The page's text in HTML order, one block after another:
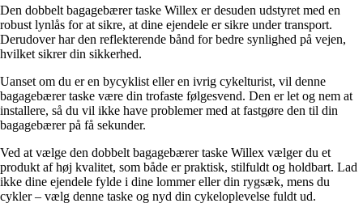
Den dobbelt bagagebærer taske Willex er desuden udstyret med en
robust lynlås for at sikre, at dine ejendele er sikre under transport.
Derudover har den reflekterende bånd for bedre synlighed på vejen,
hvilket sikrer din sikkerhed.
Uanset om du er en bycyklist eller en ivrig cykelturist, vil denne
bagagebærer taske være din trofaste følgesvend. Den er let og nem at
installere, så du vil ikke have problemer med at fastgøre den til din
bagagebærer på få sekunder.
Ved at vælge den dobbelt bagagebærer taske Willex vælger du et
produkt af høj kvalitet, som både er praktisk, stilfuldt og holdbart. Lad
ikke dine ejendele fylde i dine lommer eller din rygsæk, mens du
cykler – vælg denne taske og nyd din cykeloplevelse fuldt ud.